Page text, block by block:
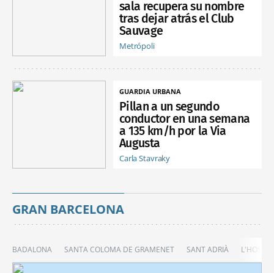
sala recupera su nombre
tras dejar atrás el Club
Sauvage
Metrópoli
GUARDIA URBANA
Pillan a un segundo
conductor en una semana
a 135 km/h por la Via
Augusta
Carla Stavraky
GRAN BARCELONA
BADALONA SANTA COLOMA DE GRAMENET SANT ADRIÀ